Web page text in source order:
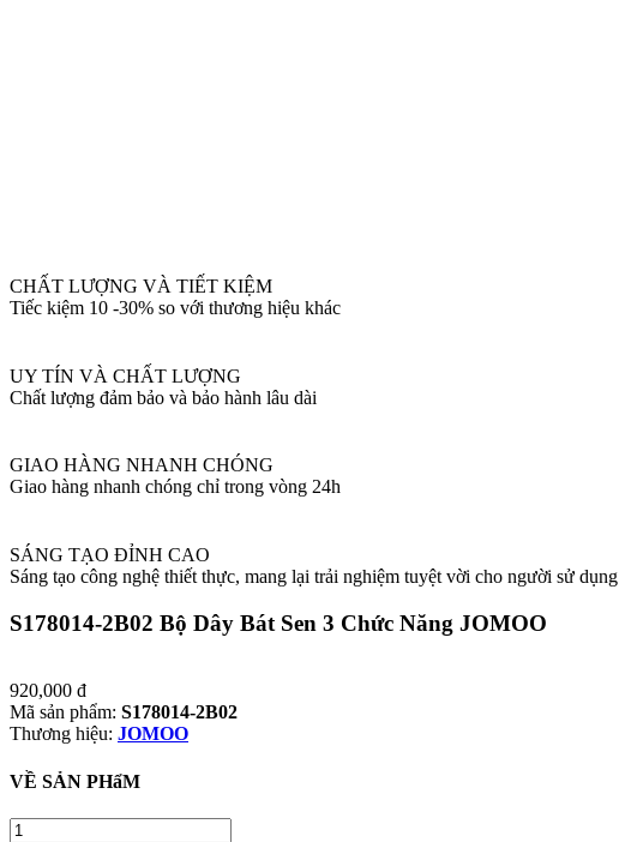
CHẤT LƯỢNG VÀ TIẾT KIỆM
Tiếc kiệm 10 -30% so với thương hiệu khác
UY TÍN VÀ CHẤT LƯỢNG
Chất lượng đảm bảo và bảo hành lâu dài
GIAO HÀNG NHANH CHÓNG
Giao hàng nhanh chóng chỉ trong vòng 24h
SÁNG TẠO ĐỈNH CAO
Sáng tạo công nghệ thiết thực, mang lại trải nghiệm tuyệt vời cho người sử dụng
S178014-2B02 Bộ Dây Bát Sen 3 Chức Năng JOMOO
920,000 đ
Mã sản phẩm: S178014-2B02
Thương hiệu: JOMOO
VỀ SẢN PHẩM
S178014-